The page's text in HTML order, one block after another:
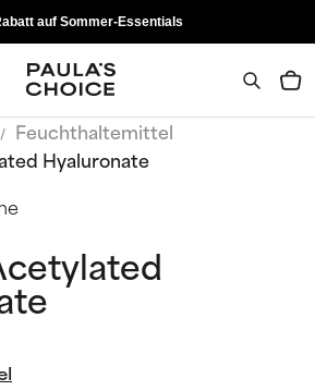
auf Sommer-Essentials
‌Feuchthaltemittel
Hyaluronate